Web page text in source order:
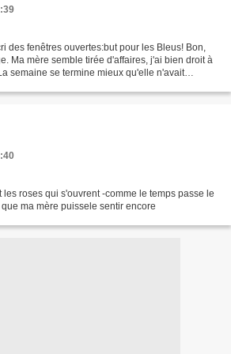
des fenêtres ouvertes:but pour les Bleus! Bon,
Ma mère semble tirée d'affaires, j'ai bien droit à
semaine se termine mieux qu'elle n'avait
roses qui s'ouvrent -comme le temps passe le
ma mère puissele sentir encore